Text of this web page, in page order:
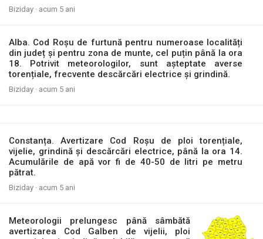
Biziday · acum 5 ani
Alba. Cod Roșu de furtună pentru numeroase localități
din județ și pentru zona de munte, cel puțin până la ora
18. Potrivit meteorologilor, sunt așteptate averse
torențiale, frecvente descărcări electrice și grindină.
Biziday · acum 5 ani
Constanța. Avertizare Cod Roșu de ploi torențiale,
vijelie, grindină și descărcări electrice, până la ora 14.
Acumulările de apă vor fi de 40-50 de litri pe metru
pătrat.
Biziday · acum 5 ani
Meteorologii prelungesc până sâmbătă
avertizarea Cod Galben de vijelii, ploi